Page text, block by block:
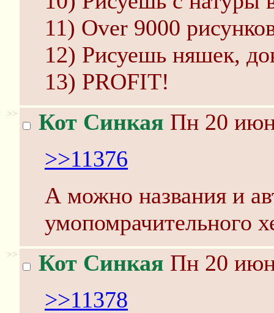
11) Over 9000
12) Рисуешь няшек,
13) PROFIT!
>> Кот Синкая Пн 20
>>11376
А можно названия и
умопомрачительного
>> Кот Синкая Пн 20
>>11378